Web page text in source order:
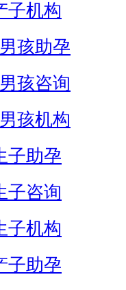
子机构
孩助孕
孩咨询
孩机构
子助孕
子咨询
子机构
子助孕